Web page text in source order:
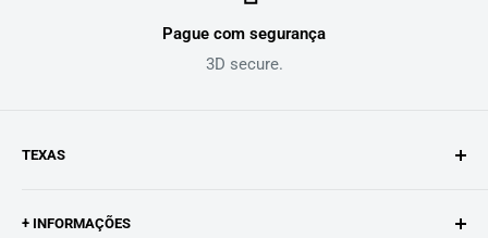
Pague com segurança
3D secure.
TEXAS
jardins.
+ INFORMAÇÕES